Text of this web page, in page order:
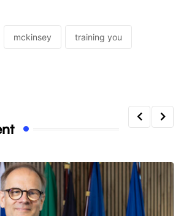
mckinsey training you